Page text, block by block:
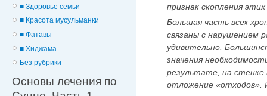
■ Здоровье семьи
■ Красота мусульманки
■ Фатавы
■ Хиджама
Без рубрики
Основы лечения по
признак скопления
Большая часть всех
связаны с нарушением
удивительно.
значения
результате, на стенке
отложение «отходов».